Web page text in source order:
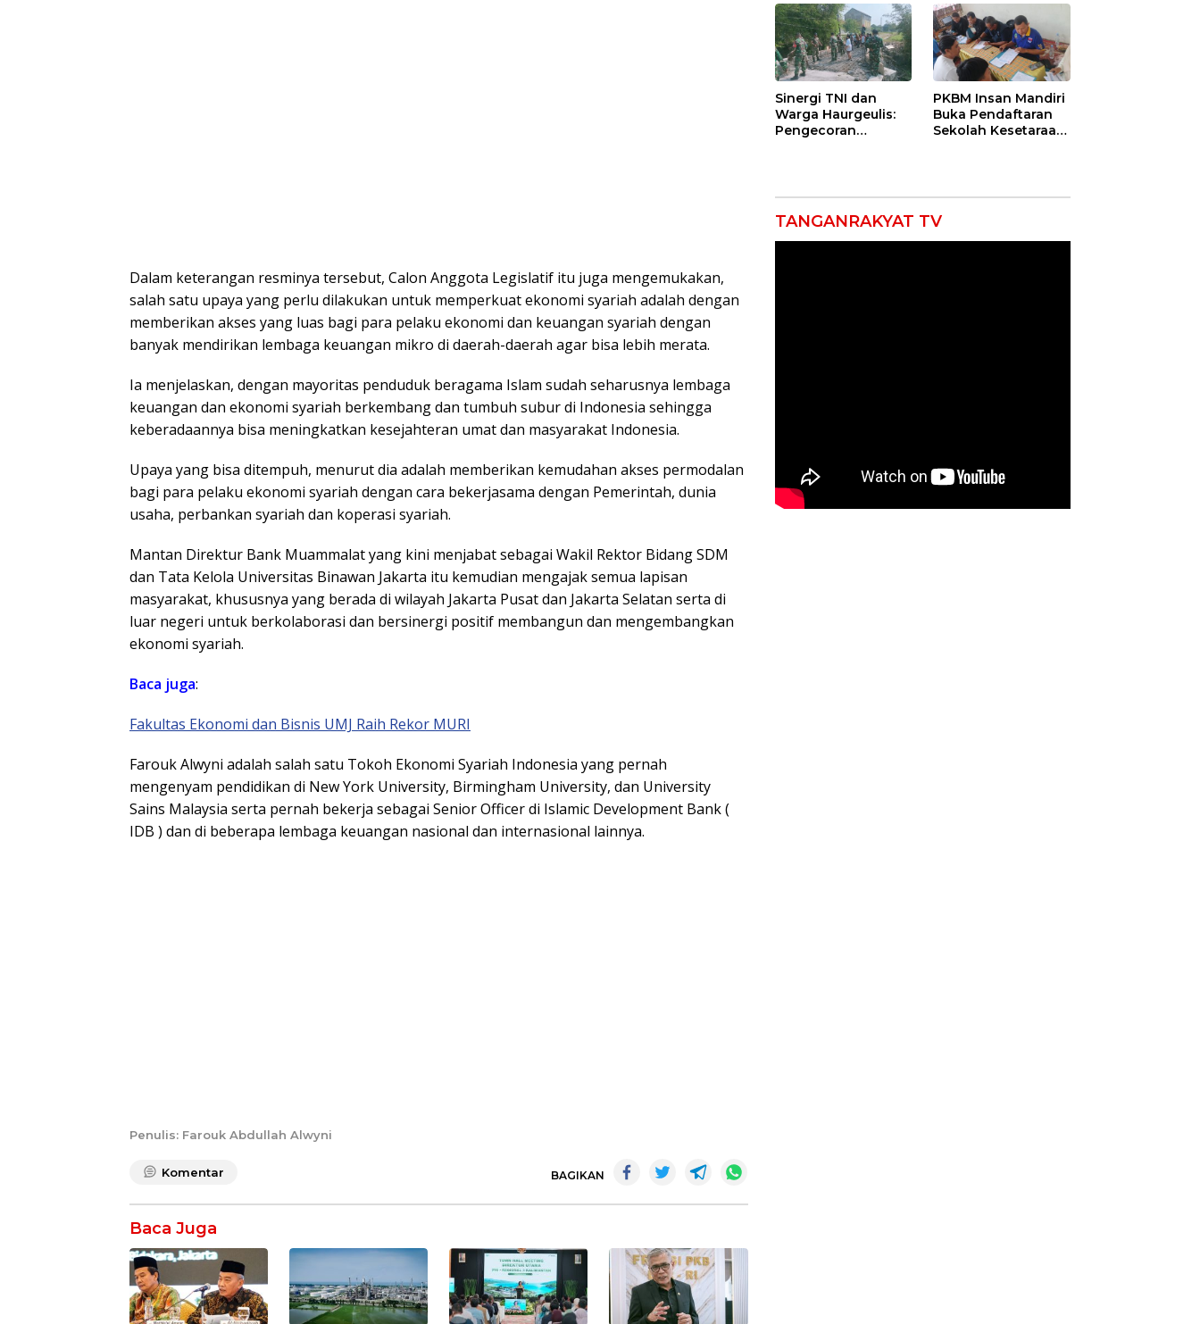
Dalam keterangan resminya tersebut, Calon Anggota Legislatif itu juga mengemukakan,
salah satu upaya yang perlu dilakukan untuk memperkuat ekonomi syariah adalah dengan
memberikan akses yang luas bagi para pelaku ekonomi dan keuangan syariah dengan
banyak mendirikan lembaga keuangan mikro di daerah-daerah agar bisa lebih merata.
Ia menjelaskan, dengan mayoritas penduduk beragama Islam sudah seharusnya lembaga
keuangan dan ekonomi syariah berkembang dan tumbuh subur di Indonesia sehingga
keberadaannya bisa meningkatkan kesejahteran umat dan masyarakat Indonesia.
Upaya yang bisa ditempuh, menurut dia adalah memberikan kemudahan akses permodalan
bagi para pelaku ekonomi syariah dengan cara bekerjasama dengan Pemerintah, dunia
usaha, perbankan syariah dan koperasi syariah.
Mantan Direktur Bank Muammalat yang kini menjabat sebagai Wakil Rektor Bidang SDM
dan Tata Kelola Universitas Binawan Jakarta itu kemudian mengajak semua lapisan
masyarakat, khususnya yang berada di wilayah Jakarta Pusat dan Jakarta Selatan serta di
luar negeri untuk berkolaborasi dan bersinergi positif membangun dan mengembangkan
ekonomi syariah.
Baca juga:
Fakultas Ekonomi dan Bisnis UMJ Raih Rekor MURI
Farouk Alwyni adalah salah satu Tokoh Ekonomi Syariah Indonesia yang pernah
mengenyam pendidikan di New York University, Birmingham University, dan University
Sains Malaysia serta pernah bekerja sebagai Senior Officer di Islamic Development Bank (
IDB ) dan di beberapa lembaga keuangan nasional dan internasional lainnya.
Penulis: Farouk Abdullah Alwyni
Komentar BAGIKAN
Baca Juga
Sugianto Dipastikan
Pimpin Organisasi
Lewat Muscablub
Targetkan
Konektivitas Pulih
Cepat
Sinergi TNI dan
Warga Haurgeulis:
Pengecoran
Rampung
PKBM Insan Mandiri
Buka Pendaftaran
Sekolah Kesetaraan
TANGANRAKYAT TV